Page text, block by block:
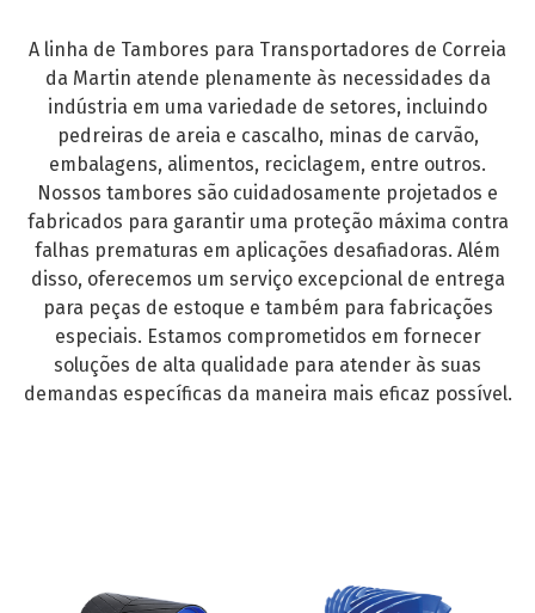
A linha de Tambores para Transportadores de Correia
da Martin atende plenamente às necessidades da
indústria em uma variedade de setores, incluindo
pedreiras de areia e cascalho, minas de carvão,
embalagens, alimentos, reciclagem, entre outros.
Nossos tambores são cuidadosamente projetados e
fabricados para garantir uma proteção máxima contra
falhas prematuras em aplicações desafiadoras. Além
disso, oferecemos um serviço excepcional de entrega
para peças de estoque e também para fabricações
especiais. Estamos comprometidos em fornecer
soluções de alta qualidade para atender às suas
demandas específicas da maneira mais eficaz possível.